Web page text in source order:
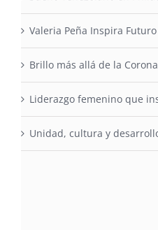
Valeria Peña Inspira Futuro
Brillo más allá de la Corona
Liderazgo femenino que
Unidad, cultura y